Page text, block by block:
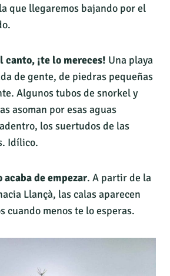
que llegaremos bajando por el
canto, ¡te lo mereces! Una playa
de gente, de piedras pequeñas
Algunos tubos de snorkel y
asoman por esas aguas
los suertudos de las
Idílico.
acaba de empezar. A partir de la
Llançà, las calas aparecen
cuando menos te lo esperas.